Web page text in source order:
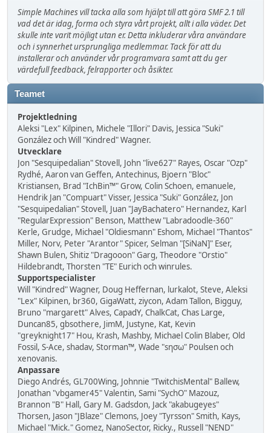
Simple Machines vill tacka alla som hjälpt till att göra SMF 2.1 till
vad det är idag, forma och styra vårt projekt, allt i alla väder. Det
skulle inte varit möjligt utan er. Detta inkluderar våra användare
och i synnerhet ursprungliga medlemmar. Tack för att du
installerar och använder vår programvara samt att du ger
värdefull feedback, felrapporter och åsikter.
Teamet
Projektledning
Aleksi "Lex" Kilpinen, Michele "Illori" Davis, Jessica "Suki"
González och Will "Kindred" Wagner.
Utvecklare
Jon "Sesquipedalian" Stovell, John "live627" Rayes, Oscar "Ozp"
Rydhé, Aaron van Geffen, Antechinus, Bjoern "Bloc"
Kristiansen, Brad "IchBin™" Grow, Colin Schoen, emanuele,
Hendrik Jan "Compuart" Visser, Jessica "Suki" González, Jon
"Sesquipedalian" Stovell, Juan "JayBachatero" Hernandez, Karl
"RegularExpression" Benson, Matthew "Labradoodle-360"
Kerle, Grudge, Michael "Oldiesmann" Eshom, Michael "Thantos"
Miller, Norv, Peter "Arantor" Spicer, Selman "[SiNaN]" Eser,
Shawn Bulen, Shitiz "Dragooon" Garg, Theodore "Orstio"
Hildebrandt, Thorsten "TE" Eurich och winrules.
Supportspecialister
Will "Kindred" Wagner, Doug Heffernan, lurkalot, Steve, Aleksi
"Lex" Kilpinen, br360, GigaWatt, ziycon, Adam Tallon, Bigguy,
Bruno "margarett" Alves, CapadY, ChalkCat, Chas Large,
Duncan85, gbsothere, JimM, Justyne, Kat, Kevin
"greyknight17" Hou, Krash, Mashby, Michael Colin Blaber, Old
Fossil, S-Ace, shadav, Storman™, Wade "sησω" Poulsen och
xenovanis.
Anpassare
Diego Andrés, GL700Wing, Johnnie "TwitchisMental" Ballew,
Jonathan "vbgamer45" Valentin, Sami "SychO" Mazouz,
Brannon "B" Hall, Gary M. Gadsdon, Jack "akabugeyes"
Thorsen, Jason "JBlaze" Clemons, Joey "Tyrsson" Smith, Kays,
Michael "Mick." Gomez, NanoSector, Ricky., Russell "NEND"